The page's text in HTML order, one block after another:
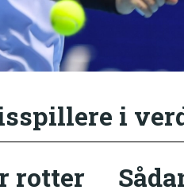
i
rotter